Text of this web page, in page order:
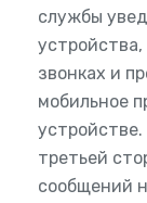
службы
звонках и
мобильное
третьей
сообщений